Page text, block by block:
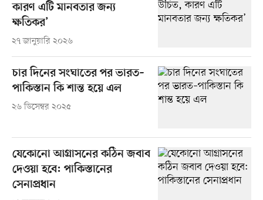
কারণ এটি মানবতার জন্য
ক্ষতিকর’
২৭ জানুয়ারি ২০২৬
চার দিনের সংঘাতের পর ভারত–
পাকিস্তান কি শান্ত হয়ে এল
২৬ ডিসেম্বর ২০২৫
যেকোনো আগ্রাসনের কঠিন জবাব
দেওয়া হবে: পাকিস্তানের
সেনাপ্রধান